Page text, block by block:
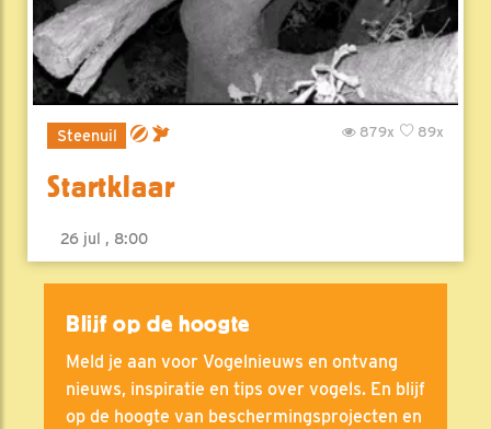
Steenuil 89x
879x
Startklaar
26 jul , 8:00
Blijf op de hoogte
Meld je aan voor Vogelnieuws en ontvang
nieuws, inspiratie en tips over vogels. En blijf
op de hoogte van beschermingsprojecten en